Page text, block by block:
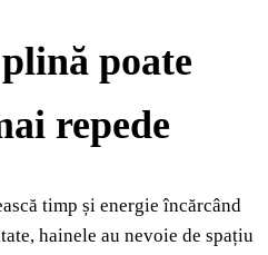
poate
repede
timp și energie încărcând
hainele au nevoie de spațiu